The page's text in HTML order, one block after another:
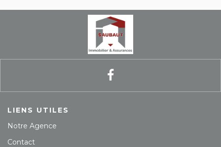
LIENS UTILES
Notre Agence
Contact